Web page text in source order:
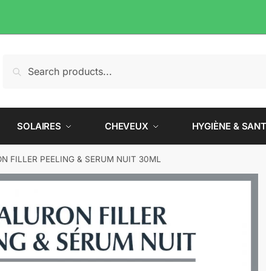
pour :
SOLAIRES CHEVEUX HYGIÈNE &
FILLER PEELING & SERUM NUIT 30ML